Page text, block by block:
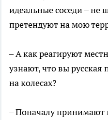
идеальные соседи – не
претендуют на мою
– А как реагируют
узнают, что вы
на колесах?
– Поначалу принимают